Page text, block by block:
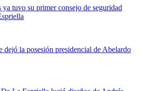
tuvo su primer consejo de seguridad
dejó la posesión presidencial de Abelardo